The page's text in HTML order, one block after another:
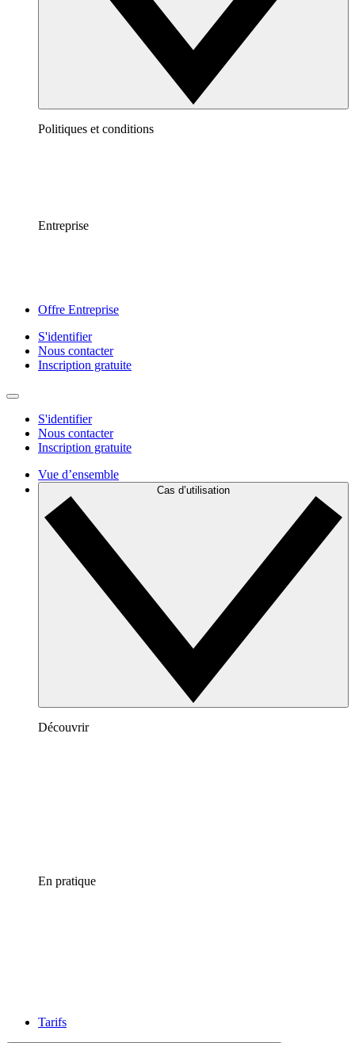
Politiques et conditions
Entreprise
Offre Entreprise
S'identifier
Nous contacter
Inscription gratuite
S'identifier
Nous contacter
Inscription gratuite
Vue d’ensemble
Cas d’utilisation
Découvrir
En pratique
Tarifs